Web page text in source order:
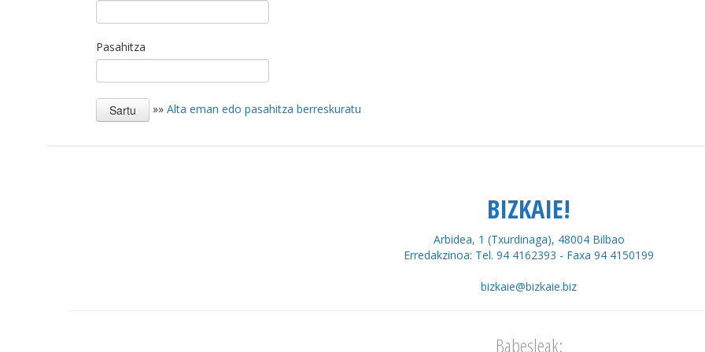
Pasahitza
»» Alta eman edo pasahitza berreskuratu
BIZKAIE!
Arbidea, 1 (Txurdinaga), 48004 Bilbao
Erredakzinoa: Tel. 94 4162393 - Faxa 94 4150199
bizkaie@bizkaie.biz
Babesleak: